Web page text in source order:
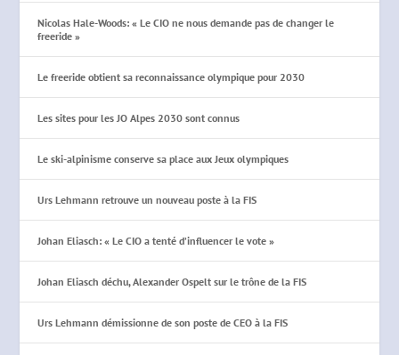
Nicolas Hale-Woods: « Le CIO ne nous demande pas de changer le
freeride »
Le freeride obtient sa reconnaissance olympique pour 2030
Les sites pour les JO Alpes 2030 sont connus
Le ski-alpinisme conserve sa place aux Jeux olympiques
Urs Lehmann retrouve un nouveau poste à la FIS
Johan Eliasch: « Le CIO a tenté d’influencer le vote »
Johan Eliasch déchu, Alexander Ospelt sur le trône de la FIS
Urs Lehmann démissionne de son poste de CEO à la FIS